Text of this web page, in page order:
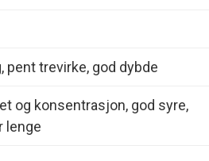
pent trevirke, god dybde
og konsentrasjon, god syre,
lenge